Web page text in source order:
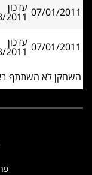
07/01/2011 עדכון
2011
07/01/2011 עדכון
2011
השחקן לא השתתף